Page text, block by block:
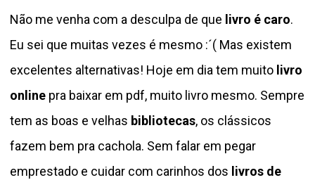
Não me venha com a desculpa de que livro é caro.
Eu sei que muitas vezes é mesmo :´( Mas existem
excelentes alternativas! Hoje em dia tem muito livro
online pra baixar em pdf, muito livro mesmo. Sempre
tem as boas e velhas bibliotecas, os clássicos
fazem bem pra cachola. Sem falar em pegar
emprestado e cuidar com carinhos dos livros de